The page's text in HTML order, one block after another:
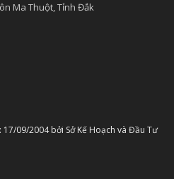
Ma Thuột, Tỉnh Đắk
17/09/2004bởi Sở Kế Hoạch và Đầu Tư